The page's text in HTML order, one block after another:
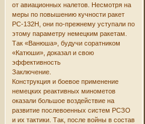
от авиационных налетов. Несмотря на
меры по повышению кучности ракет
РС-132Н, они по-прежнему уступали по
этому параметру немецким ракетам.
Так «Ванюша», будучи соратником
«Катюши», доказал и свою
эффективность
Заключение.
Конструкция и боевое применение
немецких реактивных минометов
оказали большое воздействие на
развитие послевоенных систем РСЗО
и их тактики. Так, после войны в состав